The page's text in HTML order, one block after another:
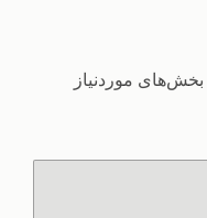
بخش‌های موردنیاز